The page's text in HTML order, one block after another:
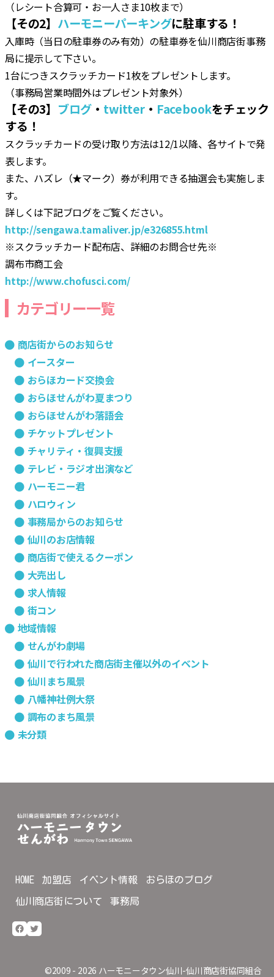
（レシート合算可・お一人さま10枚まで）
【その2】 ハーモニーパーキングに駐車する！
入庫時（当日の駐車券のみ有効）の駐車券を仙川商店街事務
局に提示して下さい。
1台につきスクラッチカード1枚をプレゼントします。
（事務局営業時間外はプレゼント対象外）
【その3】 ブログ ・ twitter ・ Facebookをチェック
する！
スクラッチカードの受け取り方法は12/1以降、各サイトで発
表します。
また、ハズレ（★マーク）券が利用できる抽選会も実施しま
す。
詳しくは下記ブログをご覧ください。
http://sengawa.tamaliver.jp/e326855.html
※スクラッチカード配布店、詳細のお問合せ先※
調布市商工会
http://www.chofusci.com/
カテゴリー一覧
商店街からのお知らせ
イースター
おらほカード交換会
おらほせんがわ夏まつり
おらほせんがわ落語会
チケットプレゼント
チャリティ・復興支援
テレビ・ラジオ出演など
ハーモニー君
ハロウィン
事務局からのお知らせ
仙川のお店情報
商店街で使えるクーポン
大売出し
求人情報
街コン
地域情報
せんがわ劇場
仙川で行われた商店街主催以外のイベント
仙川まち風景
八幡神社例大祭
調布のまち風景
未分類
HOME 加盟店 イベント情報 おらほのブログ
仙川商店街について 事務局
Facebook
Twitter
©2009 - 2026 ハーモニータウン仙川-仙川商店街協同組合